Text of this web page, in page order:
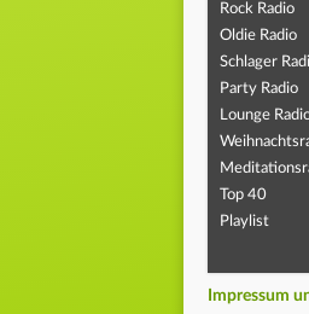
Rock Radio
Oldie Radio
Schlager
Party Radio
Lounge
Top 40
Playlist
Impressum